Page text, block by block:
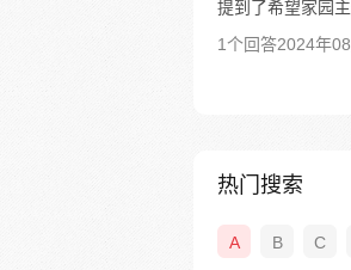
提到了希望家园
1个回答2024年
热门搜索
A B C